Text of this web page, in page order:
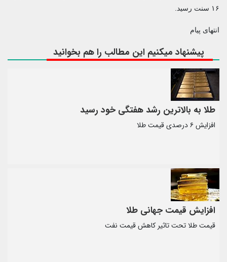
۱۶ سنت رسید.
انتهای پیام
پیشنهاد میکنیم این مطالب را هم بخوانید
طلا به بالاترین رشد هفتگی خود رسید
افزایش ۶ درصدی قیمت طلا
افزایش قیمت جهانی طلا
قیمت طلا تحت تاثیر کاهش قیمت نفت